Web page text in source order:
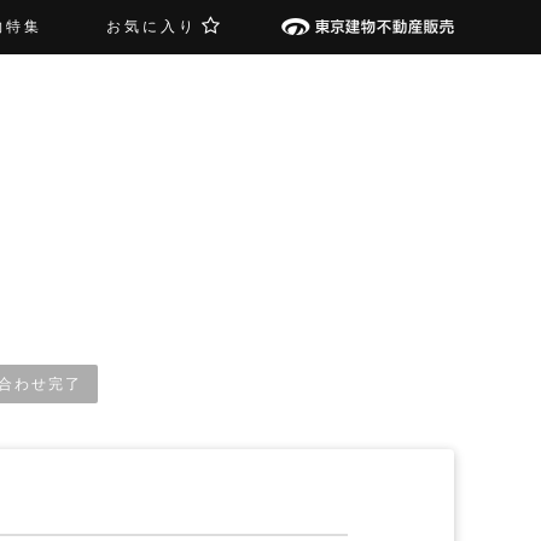
特集 お気に入り
わせ完了